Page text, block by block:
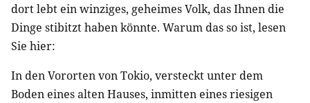
dort lebt ein winziges, geheimes Volk, das Ihnen die
Dinge stibitzt haben könnte. Warum das so ist, lesen
Sie hier:
In den Vororten von Tokio, versteckt unter dem
Boden eines alten Hauses, inmitten eines riesigen